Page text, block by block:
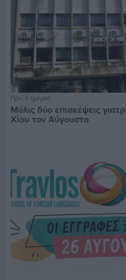
Πριν 5 ημέρες
Μόλις δύο επισκέψεις
Χίου τον Αύγουστο